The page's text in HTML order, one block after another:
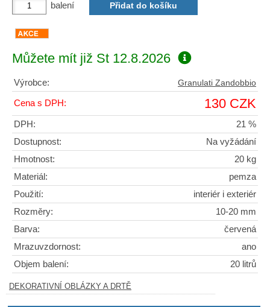
balení
Můžete mít již St 12.8.2026
Výrobce: Granulati Zandobbio
Cena s DPH: 130 CZK
DPH:
21 %
Dostupnost:
Na vyžádání
Hmotnost:
20 kg
Materiál:
pemza
Použití:
interiér i exteriér
Rozměry:
10-20 mm
Barva:
červená
Mrazuvzdornost:
ano
Objem balení:
20 litrů
DEKORATIVNÍ OBLÁZKY A DRTĚ